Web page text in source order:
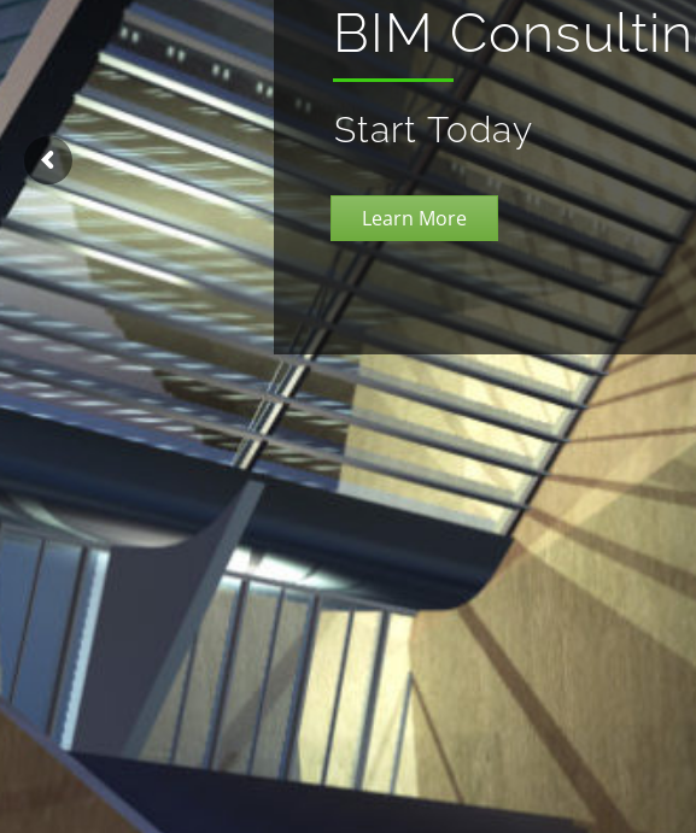
BIM
Learn More
Start Today